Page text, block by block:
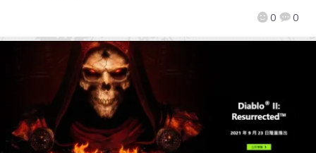
0 0